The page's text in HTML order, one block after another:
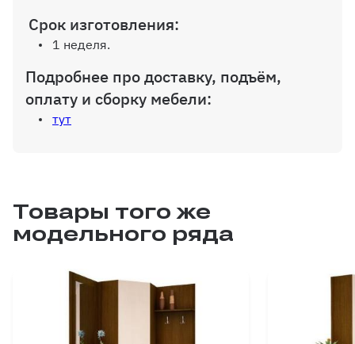
Срок изготовления:
1 неделя.
Подробнее про доставку, подъём,
оплату и сборку мебели:
тут
Товары того же
модельного ряда